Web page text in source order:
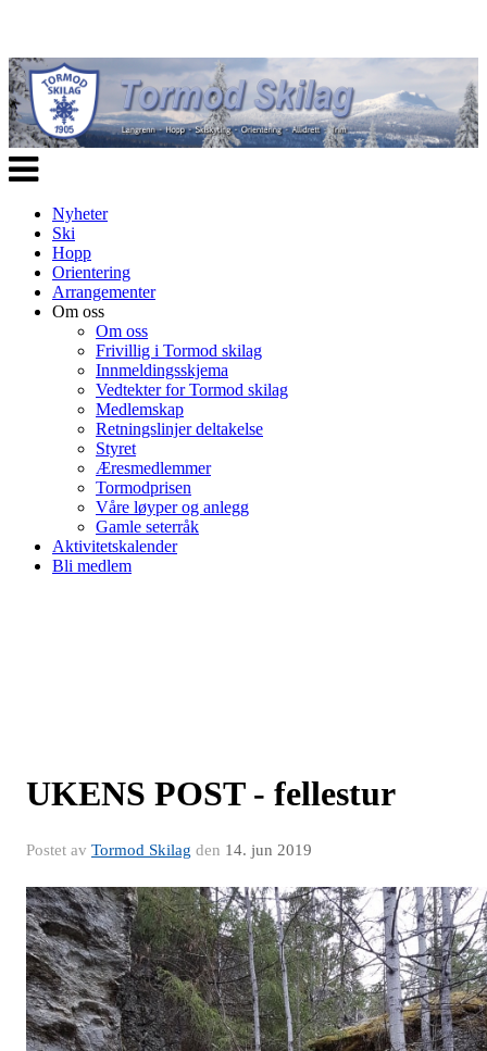
Veksle
navigasjon
Nyheter
Ski
Hopp
Orientering
Arrangementer
Om oss
Om oss
Frivillig i Tormod skilag
Innmeldingsskjema
Vedtekter for Tormod skilag
Medlemskap
Retningslinjer deltakelse
Styret
Æresmedlemmer
Tormodprisen
Våre løyper og anlegg
Gamle seterråk
Aktivitetskalender
Bli medlem
UKENS POST - fellestur
Postet av Tormod Skilag den 14. jun 2019